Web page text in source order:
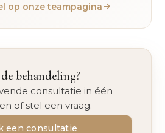
op onze teampagina
behandeling?
consultatie in één
of stel een vraag.
een consultatie